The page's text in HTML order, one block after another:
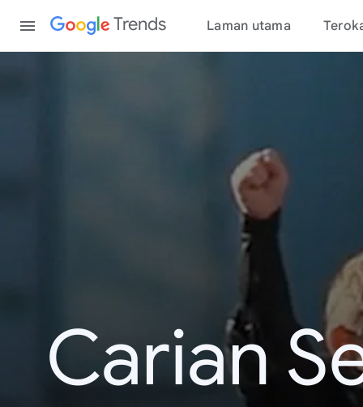
Trends Laman utama
Carian